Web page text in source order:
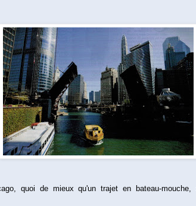
quoi de mieux qu'un trajet en bateau-mouche,